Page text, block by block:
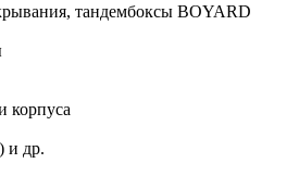
тандембоксы BOYARD
корпуса
и др.